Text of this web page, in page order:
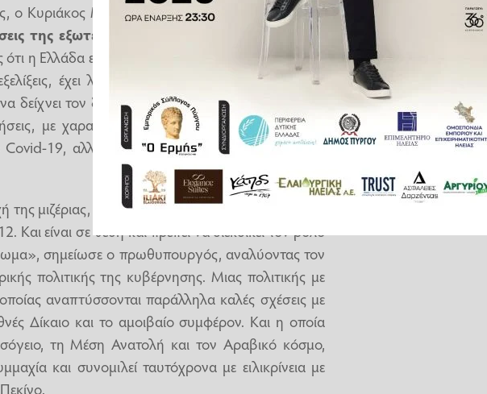
ο Κυριάκος Μητσοτάκης παρουσίασε τιςβασικές
της εξωτερικής πολιτικής
και της ελληνικής
η Ελλάδα είναι μια ισχυρή και εξωστρεφής χώρα
έχει λόγο και άποψη σε κάθε πολυμερές
δείχνει τον δρόμο και να βρίσκεται μπροστά από
με χαρακτηριστικό παράδειγμα αυτή για το
19, αλλά και για την υποχρεωτικότητα των
μιζέριας, έχει παρέλθει ανεπιστρεπτί. Η Ελλάδα
είναι σε θέση και πρέπει να διεκδικεί τον ρόλο
σημείωσε ο πρωθυπουργός, αναλύοντας τον
πολιτικής της κυβέρνησης. Μιας πολιτικής με
αναπτύσσονται παράλληλα καλές σχέσεις με
Δίκαιο και το αμοιβαίο συμφέρον. Και η οποία
τη Μέση Ανατολή και τον Αραβικό κόσμο,
και συνομιλεί ταυτόχρονα με ειλικρίνεια με